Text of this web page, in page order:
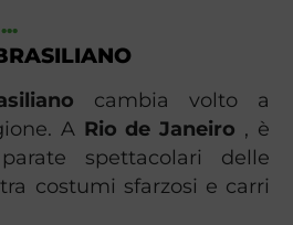
cambia volto a
A Rio de Janeiro , è
spettacolari delle
costumi sfarzosi e carri